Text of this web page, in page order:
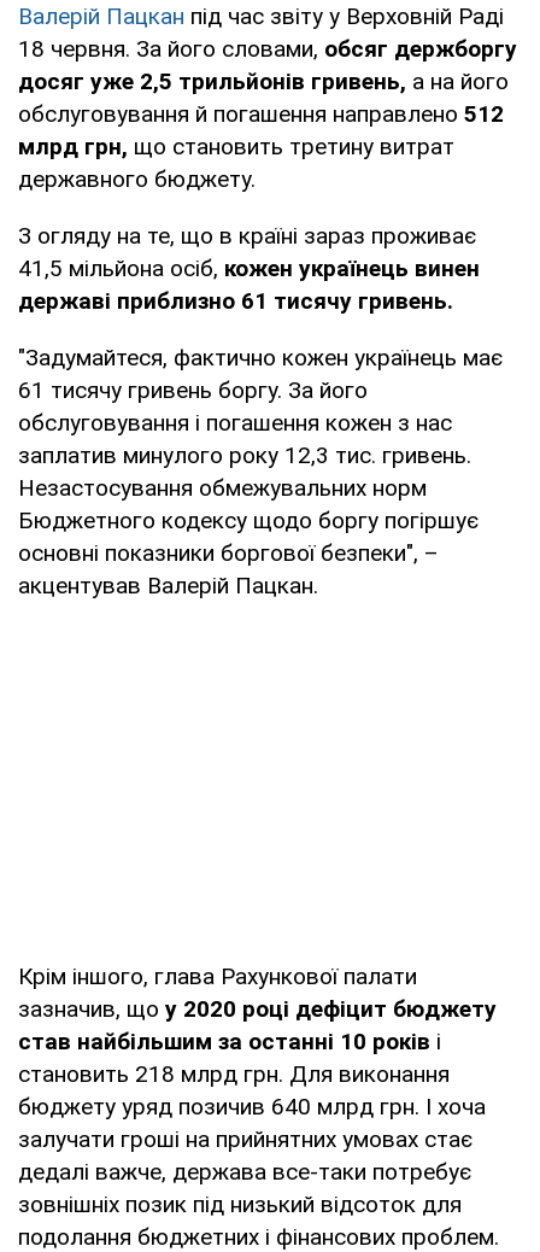
Валерій Пацкан під час звіту у Верховній Раді
18 червня. За його словами, обсяг держборгу
досяг уже 2,5 трильйонів гривень, а на його
обслуговування й погашення направлено 512
млрд грн, що становить третину витрат
державного бюджету.
З огляду на те, що в країні зараз проживає
41,5 мільйона осіб, кожен українець винен
державі приблизно 61 тисячу гривень.
"Задумайтеся, фактично кожен українець має
61 тисячу гривень боргу. За його
обслуговування і погашення кожен з нас
заплатив минулого року 12,3 тис. гривень.
Незастосування обмежувальних норм
Бюджетного кодексу щодо боргу погіршує
основні показники боргової безпеки", –
акцентував Валерій Пацкан.
Крім іншого, глава Рахункової палати
зазначив, що у 2020 році дефіцит бюджету
став найбільшим за останні 10 років і
становить 218 млрд грн. Для виконання
бюджету уряд позичив 640 млрд грн. І хоча
залучати гроші на прийнятних умовах стає
дедалі важче, держава все-таки потребує
зовнішніх позик під низький відсоток для
подолання бюджетних і фінансових проблем.